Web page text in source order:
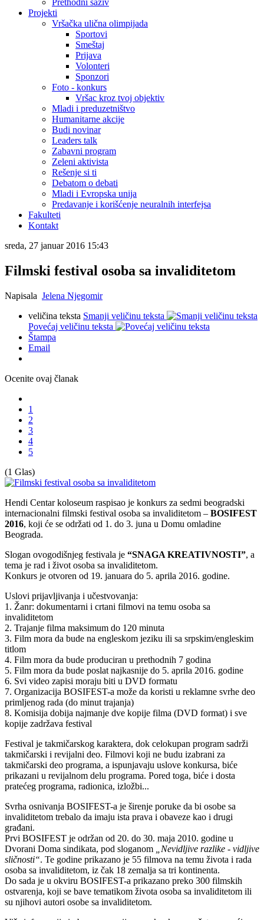
Prethodni saziv
Projekti
Vršačka ulična olimpijada
Sportovi
Smeštaj
Prijava
Volonteri
Sponzori
Foto - konkurs
Vršac kroz tvoj objektiv
Mladi i preduzetništvo
Humanitarne akcije
Budi novinar
Leaders talk
Zabavni program
Zeleni aktivista
Rešenje si ti
Debatom o debati
Mladi i Evropska unija
Predavanje i korišćenje neuralnih interfejsa
Fakulteti
Kontakt
sreda, 27 januar 2016 15:43
Filmski festival osoba sa invaliditetom
Napisala Jelena Njegomir
veličina teksta Smanji veličinu teksta
Povećaj veličinu teksta
Štampa
Email
Ocenite ovaj članak
1
2
3
4
5
(1 Glas)
Hendi Centar koloseum raspisao je konkurs za sedmi beogradski
internacionalni filmski festival osoba sa invaliditetom – BOSIFEST
2016, koji će se održati od 1. do 3. juna u Domu omladine
Beograda.
Slogan ovogodišnjeg festivala je “SNAGA KREATIVNOSTI”, a
tema je rad i život osoba sa invaliditetom.
Konkurs je otvoren od 19. januara do 5. aprila 2016. godine.
Uslovi prijavljivanja i učestvovanja:
1. Žanr: dokumentarni i crtani filmovi na temu osoba sa
invaliditetom
2. Trajanje filma maksimum do 120 minuta
3. Film mora da bude na engleskom jeziku ili sa srpskim/engleskim
titlom
4. Film mora da bude produciran u prethodnih 7 godina
5. Film mora da bude poslat najkasnije do 5. aprila 2016. godine
6. Svi video zapisi moraju biti u DVD formatu
7. Organizacija BOSIFEST-a može da koristi u reklamne svrhe deo
primljenog rada (do minut trajanja)
8. Komisija dobija najmanje dve kopije filma (DVD format) i sve
kopije zadržava festival
Festival je takmičarskog karaktera, dok celokupan program sadrži
takmičarski i revijalni deo. Filmovi koji ne budu izabrani za
takmičarski deo programa, a ispunjavaju uslove konkursa, biće
prikazani u revijalnom delu programa. Pored toga, biće i dosta
pratećeg programa, radionica, izložbi...
Svrha osnivanja BOSIFEST-a je širenje poruke da bi osobe sa
invaliditetom trebalo da imaju ista prava i obaveze kao i drugi
građani.
Prvi BOSIFEST je održan od 20. do 30. maja 2010. godine u
Dvorani Doma sindikata, pod sloganom
„Nevidljive razlike - vidljive
sličnosti“. Te godine prikazano je 55 filmova na temu života i rada
osoba sa invaliditetom, iz čak 18 zemalja sa tri kontinenta.
Do sada je u okviru BOSIFEST-a prikazano preko 300 filmskih
ostvarenja, koji se bave tematikom života osoba sa invaliditetom ili
su njihovi autori osobe sa invaliditetom.